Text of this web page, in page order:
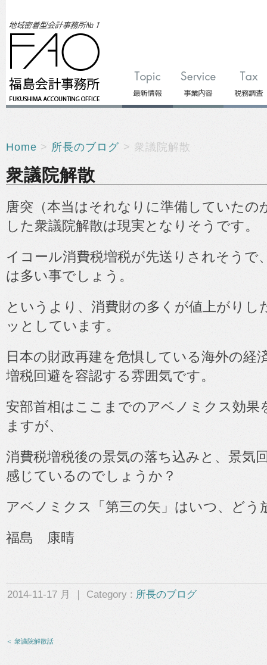
Home > 所長のブログ > 衆議院解散
衆議院解散
唐突（本当はそれなりに準備していた
した衆議院解散は現実となりそうです。
イコール消費税増税が先送りされそうで
は多い事でしょう。
というより、消費財の多くが値上がりし
ッとしています。
日本の財政再建を危惧している海外の経
増税回避を容認する雰囲気です。
安部首相はここまでのアベノミクス効果
ますが、
消費税増税後の景気の落ち込みと、景気
感じているのでしょうか？
アベノミクス「第三の矢」はいつ、ど
福島 康晴
2014-11-17 月 ｜ Category : 所長のブログ
＜ 衆議院解散話